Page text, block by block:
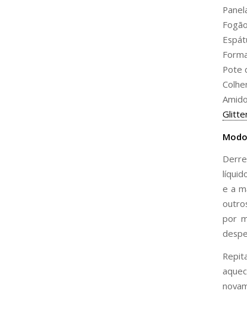
Pote
e a
por